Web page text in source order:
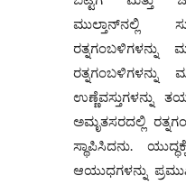
ಮುಲ್ತಾನ್‌ನಲ್ಲಿ
ರತ್ನಗಂಬಳಿಗಳನ್ನು
ರತ್ನಗಂಬಳಿಗಳನ್ನು
ಉಣ್ಣೆವಸ್ತುಗಳನ್ನು
ಅಮೃತಸರದಲ್ಲಿ
ಸ್ಥಾಪಿಸಿದನು.
ಆಯುಧಗಳನ್ನು